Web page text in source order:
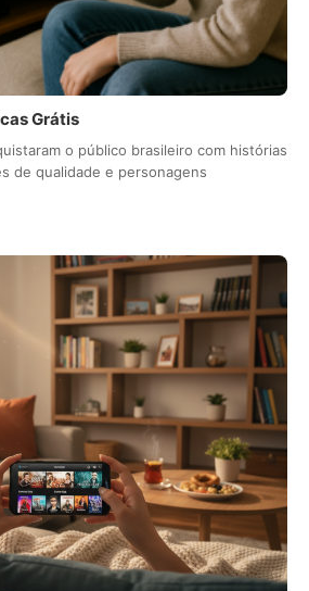
Grátis
o público brasileiro com histórias
de qualidade e personagens